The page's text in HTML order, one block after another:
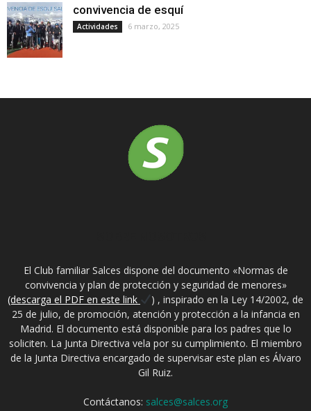
convivencia de esquí
Actividades 6 marzo, 2025
El Club familiar Salces dispone del documento «Normas de
convivencia y plan de protección y seguridad de menores»
(descarga el PDF en este link
) , inspirado en la Ley 14/2002, de
25 de julio, de promoción, atención y protección a la infancia en
Madrid. El documento está disponible para los padres que lo
soliciten. La Junta Directiva vela por su cumplimiento. El miembro
de la Junta Directiva encargado de supervisar este plan es Álvaro
Gil Ruiz.
Contáctanos: salces@salces.org